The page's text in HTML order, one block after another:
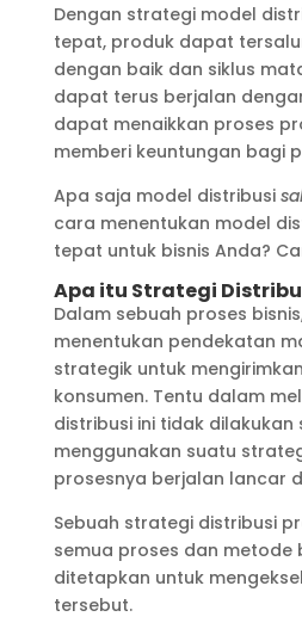
Dengan strategi model
tepat, produk dapat
dengan baik dan siklus
dapat terus berjalan
dapat menaikkan proses
memberi keuntungan bagi
Apa saja model distribusi
cara menentukan model
tepat untuk bisnis Anda?
Apa itu Strategi
Dalam sebuah proses
menentukan pendekatan
strategik untuk
konsumen. Tentu dalam
distribusi ini tidak
menggunakan suatu
prosesnya berjalan lancar
Sebuah strategi distribusi
semua proses dan metode
ditetapkan untuk
tersebut.